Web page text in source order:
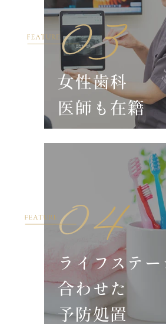
女性歯科
医師も在籍
ライフステー
合わせた
予防処置